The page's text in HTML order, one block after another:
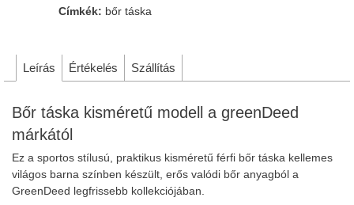
Címkék: bőr táska
Leírás Értékelés Szállítás
Bőr táska kisméretű modell a greenDeed
márkától
Ez a sportos stílusú, praktikus kisméretű férfi bőr táska kellemes
világos barna színben készült, erős valódi bőr anyagból a
GreenDeed legfrissebb kollekciójában.